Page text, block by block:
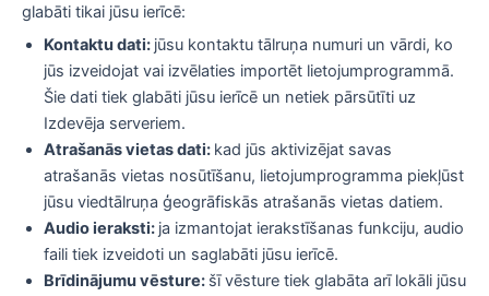
glabāti tikai jūsu ierīcē:
Kontaktu dati: jūsu kontaktu tālruņa numuri un vārdi, ko
jūs izveidojat vai izvēlaties importēt lietojumprogrammā.
Šie dati tiek glabāti jūsu ierīcē un netiek pārsūtīti uz
Izdevēja serveriem.
Atrašanās vietas dati: kad jūs aktivizējat savas
atrašanās vietas nosūtīšanu, lietojumprogramma piekļūst
jūsu viedtālruņa ģeogrāfiskās atrašanās vietas datiem.
Audio ieraksti: ja izmantojat ierakstīšanas funkciju, audio
faili tiek izveidoti un saglabāti jūsu ierīcē.
Brīdinājumu vēsture: šī vēsture tiek glabāta arī lokāli jūsu